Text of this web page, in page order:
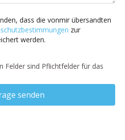
dass die vonmir übersandten
zur
werden.
Felder sind Pflichtfelder für das
senden